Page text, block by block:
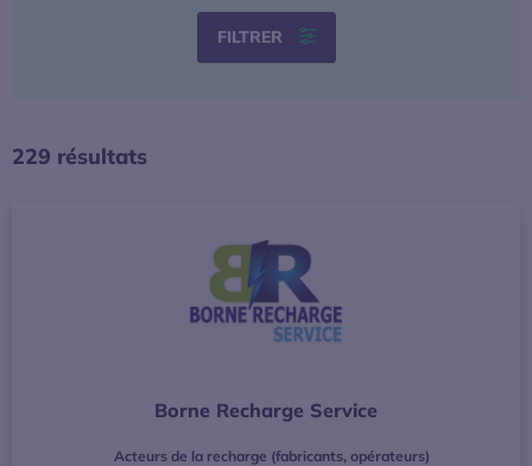
FILTRER
229 résultats
Borne Recharge Service
Acteurs de la recharge (fabricants, opérateurs)